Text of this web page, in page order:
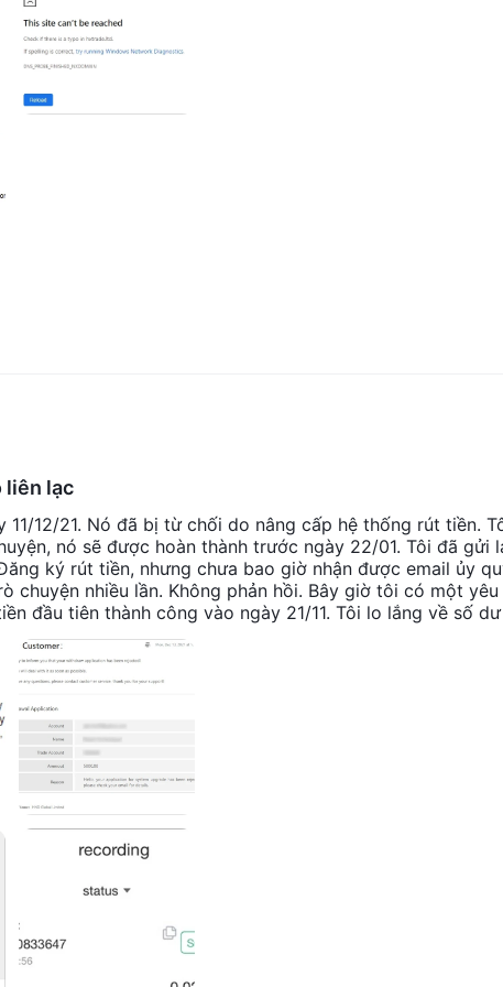
động minh bạch để đảm bảo an toàn cho đầu tư của bạn và tuân thủ
hiểu thêm về các nhà môi giới khác thông qua WikiFX. Thông tin
liên lạc
12/21. Nó đã bị từ chối do nâng cấp hệ thống rút tiền.
nó sẽ được hoàn thành trước ngày 22/01. Tôi đã gửi
ký rút tiền, nhưng chưa bao giờ nhận được email ủy
chuyện nhiều lần. Không phản hồi. Bây giờ tôi có một yêu
đầu tiên thành công vào ngày 21/11. Tôi lo lắng về số